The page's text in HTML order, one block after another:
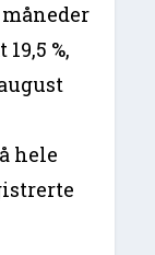
%,
hele